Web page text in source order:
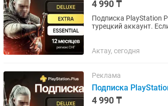
4 990 ₸
Подписка PlayStation
турецкий аккаунт. Если аккаунта нет -
Актау, сегодня
Реклама
Подписка
4 990 ₸